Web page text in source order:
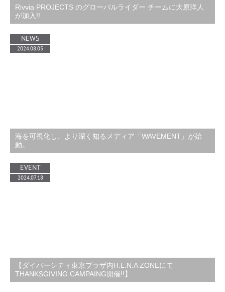
Rivvia PROJECTS のグローバルライダー チームに大原洋人
が加入!!
海を可視化し、より深く知るメディア「WAVEMENT」が始
動。
NEWS
2024.08.05
【ダイバーシティ東京プラザ内H.L.N.A ZONEにて
THANKSGIVING CAMPAING開催!!】
EVENT
2024.07.18